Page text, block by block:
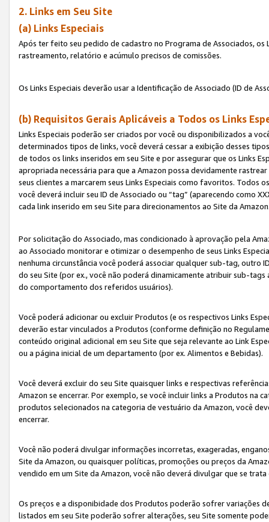
2. Links em Seu Site
(a) Links Especiais
Após ter feito seu pedido de cadastro no Programa de Associados, os
rastreamento, relatório e acúmulo precisos de comissões.
Os Links Especiais deverão usar a Identificação de Associado (ID de
(b) Requisitos Gerais Aplicáveis a Todos os Links
Links Especiais poderão ser criados por você ou disponibilizados a
determinados tipos de links, você deverá cessar a exibição desses
de todos os links inseridos em seu Site e por assegurar que os Links
apropriada necessária para que a Amazon possa devidamente
seus clientes a marcarem seus Links Especiais como favoritos. Todos
você deverá incluir seu ID de Associado ou “tag” (aparecendo como
cada link inserido em seu Site para direcionamentos ao Site da
Por solicitação do Associado, mas condicionado à aprovação pela
ao Associado monitorar e otimizar o desempenho de seus Links
nenhuma circunstância você poderá associar qualquer sub-tag,
do seu Site (por ex., você não poderá dinamicamente atribuir sub-
do comportamento dos referidos usuários).
Você poderá adicionar ou excluir Produtos (e os respectivos Links
deverão estar vinculados a Produtos (conforme definição no
conteúdo original adicional em seu Site que seja relevante ao Link
ou a página inicial de um departamento (por ex. Alimentos e Bebidas).
Você deverá excluir do seu Site quaisquer links e respectivas
Amazon se encerrar. Por exemplo, se você incluir links a Produtos na
produtos selecionados na categoria de vestuário da Amazon, você
encerrar.
Você não poderá divulgar informações incorretas, exageradas,
Site da Amazon, ou quaisquer políticas, promoções ou preços da
vendido em um Site da Amazon, você não deverá divulgar que se
Os preços e a disponibidade dos Produtos poderão sofrer variações
listados em seu Site poderão sofrer alterações, seu Site somente